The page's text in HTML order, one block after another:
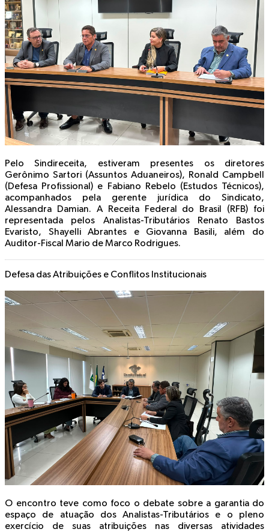
Pelo Sindireceita, estiveram presentes os diretores
Gerônimo Sartori (Assuntos Aduaneiros), Ronald Campbell
(Defesa Profissional) e Fabiano Rebelo (Estudos Técnicos),
acompanhados pela gerente jurídica do Sindicato,
Alessandra Damian. A Receita Federal do Brasil (RFB) foi
representada pelos Analistas-Tributários Renato Bastos
Evaristo, Shayelli Abrantes e Giovanna Basili, além do
Auditor-Fiscal Mario de Marco Rodrigues.
Defesa das Atribuições e Conflitos Institucionais
O encontro teve como foco o debate sobre a garantia do
espaço de atuação dos Analistas-Tributários e o pleno
exercício de suas atribuições nas diversas atividades